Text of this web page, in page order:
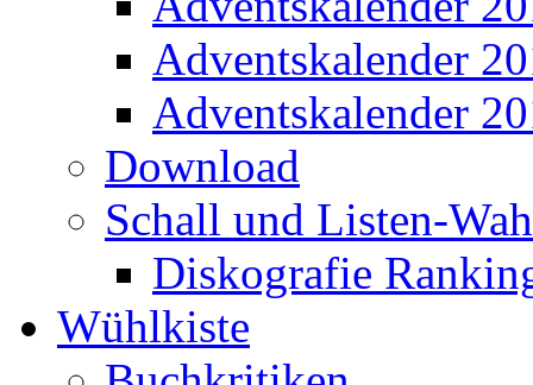
Adventskalender
Adventskalender
Download
Schall und Listen-
Diskografie
Wühlkiste